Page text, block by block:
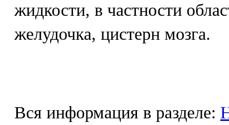
жидкости, в частности
желудочка, цистерн мозга.
Вся информация в разделе: